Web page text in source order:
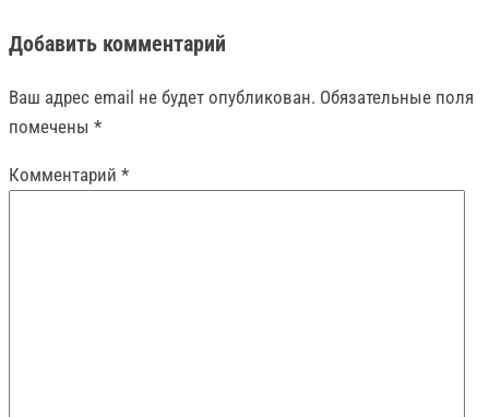
Добавить комментарий
Ваш адрес email не будет опубликован. Обязательные поля
помечены *
Комментарий *